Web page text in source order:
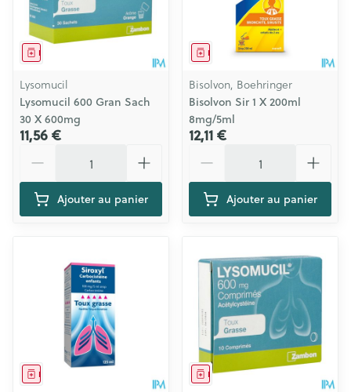
Médicament
Lysomucil
Lysomucil 600 Gran Sach
30 X 600mg
11,56 €
Ajouter au panier
Médicament
Bisolvon, Boehringer
Bisolvon Sir 1 X 200ml
8mg/5ml
12,11 €
Ajouter au panier
Médicament Médicament